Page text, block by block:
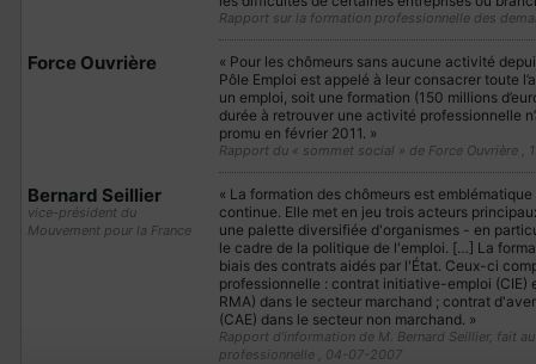
Rapport sur la formation professionnelle des
Force Ouvrière
« Pour les chômeurs sans aucune activité
Pôle Emploi est appelé à leur consacrer toute
un emploi, soit une formation (150 millions
durée à retrouver une activité professionnelle
promu en février 2011. »
Rapport du « sommet social » de Force Ouvrière ,
Bernard Seillier
vice-président du
Mouvement pour la France
« La formation des chômeurs est
continue. Elle met en jeu trois acteurs
une palette diversifiée d'organismes - en
le cadre de la politique de l'emploi. […] La
biais des contrats aidés par l'État. Ceux-ci
professionnelle : contrat initiative-emploi
RMA) dans le secteur marchand ; contrat
(CAE) dans le secteur non marchand. »
Rapport d'information de M. Bernard Seillier, fait
professionnelle , 04-07-2007